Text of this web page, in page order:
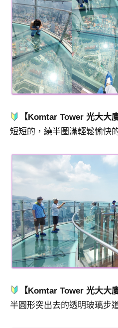
【Komtar Tower 光大大
短短的，繞半圈滿輕鬆愉快
【Komtar Tower 光大大
半圓形突出去的透明玻璃步